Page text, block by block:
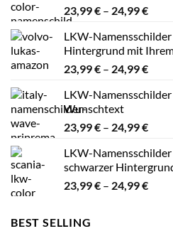
23,99€ – 24,99€
bis
LKW-
Hintergrund mit
23,99€ – 24,99€
bis
LKW-
Wunschtext
23,99€ – 24,99€
bis
LKW-
schwarzer
23,99€ – 24,99€
BEST SELLING